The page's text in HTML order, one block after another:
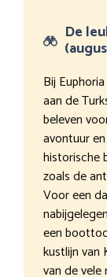
De
Bij
aan de
beleven
avontuur
historische
zoals de
Voor een
een
kustlijn van
van de